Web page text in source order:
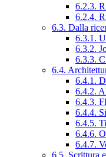
6.2.3.
6.2.4.
6.3. Dalla
6.3.1.
6.3.2.
6.3.3.
6.4.
6.4.1.
6.4.2.
6.4.3.
6.4.4.
6.4.5.
6.4.6.
6.4.7.
6.5. Scrittura